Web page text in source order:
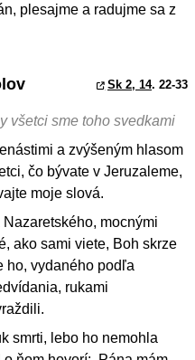
plesajme a radujme sa z
Sk 2, 14. 22-33
všetci sme toho svedkami
a zvýšeným hlasom
čo bývate v Jeruzaleme,
moje slová.
mocnými
ako sami viete, Boh skrze
ho, vydaného podľa
rukami
smrti, lebo ho nemohla